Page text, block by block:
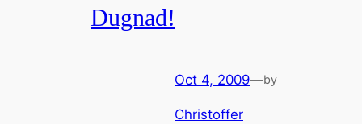
Dugnad!
Oct 4, 2009—by
Christoffer